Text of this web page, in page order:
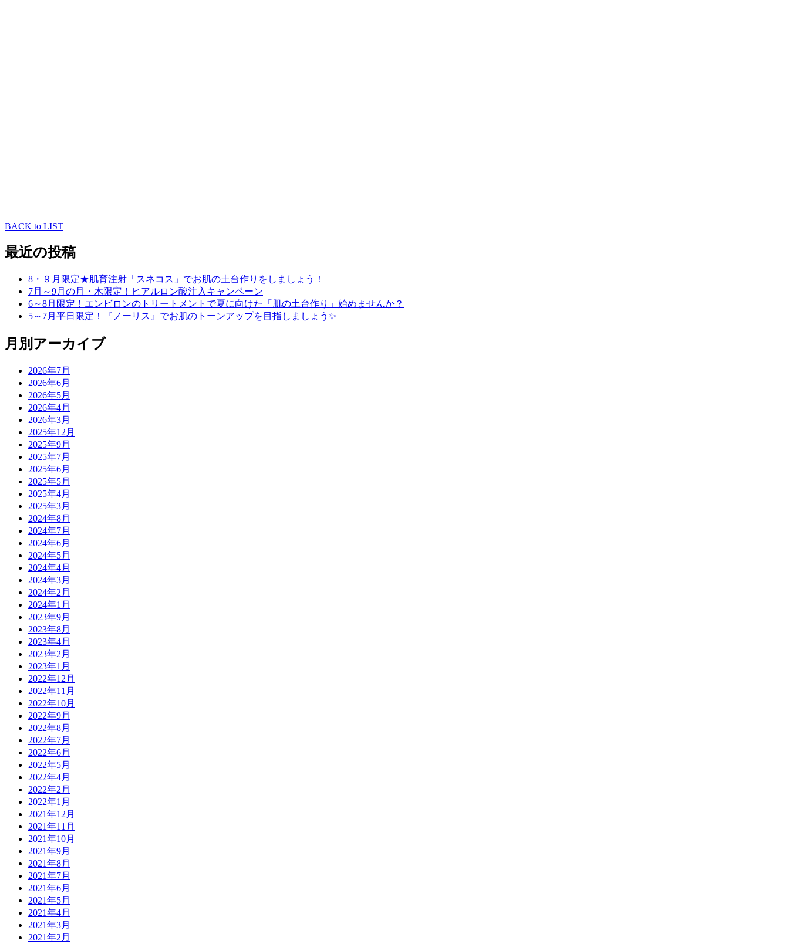
BACK to LIST
最近の投稿
8・９月限定★肌育注射「スネコス」でお肌の土台作りをしましょう！
7月～9月の月・木限定！ヒアルロン酸注入キャンペーン
6～8月限定！エンビロンのトリートメントで夏に向けた「肌の土台作り」始めませんか？
5～7月平日限定！『ノーリス』でお肌のトーンアップを目指しましょう✨
月別アーカイブ
2026年7月
2026年6月
2026年5月
2026年4月
2026年3月
2025年12月
2025年9月
2025年7月
2025年6月
2025年5月
2025年4月
2025年3月
2024年8月
2024年7月
2024年6月
2024年5月
2024年4月
2024年3月
2024年2月
2024年1月
2023年9月
2023年8月
2023年4月
2023年2月
2023年1月
2022年12月
2022年11月
2022年10月
2022年9月
2022年8月
2022年7月
2022年6月
2022年5月
2022年4月
2022年2月
2022年1月
2021年12月
2021年11月
2021年10月
2021年9月
2021年8月
2021年7月
2021年6月
2021年5月
2021年4月
2021年3月
2021年2月